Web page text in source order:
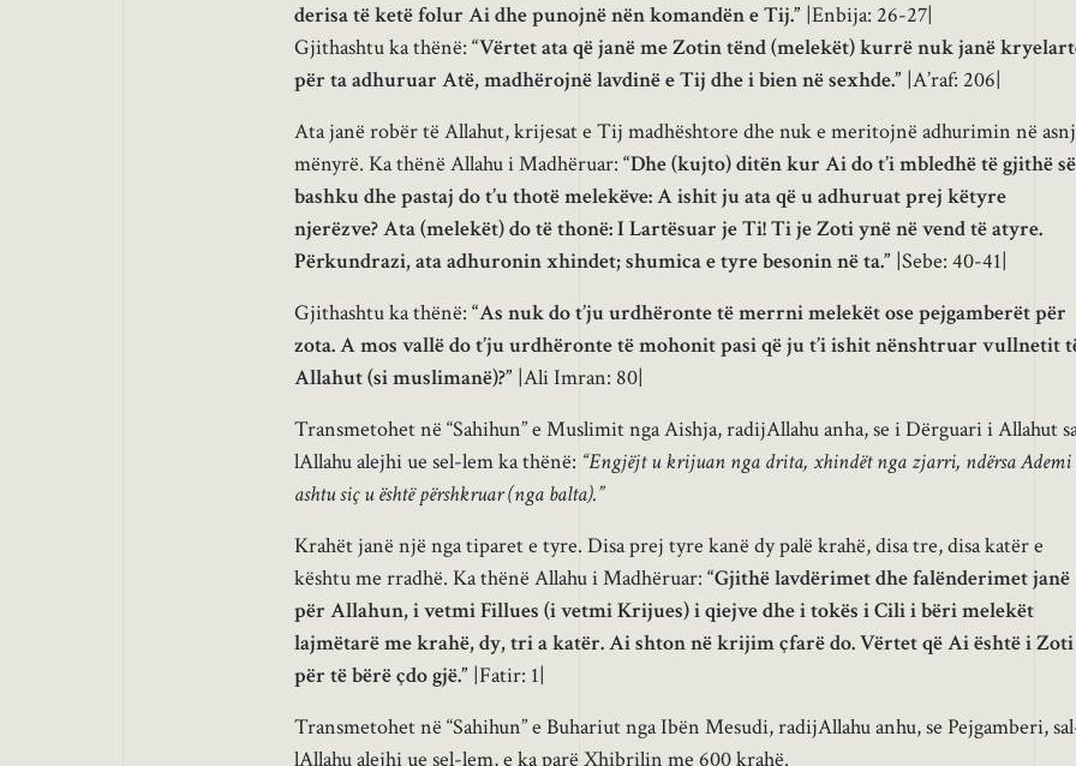
derisa të ketë folur Ai dhe punojnë nën komandën e Tij.” |Enbija: 26-27|
Gjithashtu ka thënë: “Vërtet ata që janë me Zotin tënd (melekët) kurrë nuk janë
për ta adhuruar Atë, madhërojnë lavdinë e Tij dhe i bien në sexhde.” |A’raf: 206|
Ata janë robër të Allahut, krijesat e Tij madhështore dhe nuk e meritojnë adhurimin në
mënyrë. Ka thënë Allahu i Madhëruar: “Dhe (kujto) ditën kur Ai do t’i mbledhë të gjithë së
bashku dhe pastaj do t’u thotë melekëve: A ishit ju ata që u adhuruat prej këtyre
njerëzve? Ata (melekët) do të thonë: I Lartësuar je Ti! Ti je Zoti ynë në vend të atyre.
Përkundrazi, ata adhuronin xhindet; shumica e tyre besonin në ta.” |Sebe: 40-41|
Gjithashtu ka thënë: “As nuk do t’ju urdhëronte të merrni melekët ose pejgamberët për
zota. A mos vallë do t’ju urdhëronte të mohonit pasi që ju t’i ishit nënshtruar vullnetit
Allahut (si muslimanë)?” |Ali Imran: 80|
Transmetohet në “Sahihun” e Muslimit nga Aishja, radijAllahu anha, se i Dërguari i Allahut
lAllahu alejhi ue sel-lem ka thënë: “Engjëjt u krijuan nga drita, xhindët nga zjarri, ndërsa Ademi
ashtu siç u është përshkruar (nga balta).”
Krahët janë një nga tiparet e tyre. Disa prej tyre kanë dy palë krahë, disa tre, disa katër e
kështu me rradhë. Ka thënë Allahu i Madhëruar: “Gjithë lavdërimet dhe falënderimet janë
për Allahun, i vetmi Fillues (i vetmi Krijues) i qiejve dhe i tokës i Cili i bëri melekët
lajmëtarë me krahë, dy, tri a katër. Ai shton në krijim çfarë do. Vërtet që Ai është i Zoti
për të bërë çdo gjë.” |Fatir: 1|
Transmetohet në “Sahihun” e Buhariut nga Ibën Mesudi, radijAllahu anhu, se Pejgamberi,
lAllahu alejhi ue sel-lem, e ka parë Xhibrilin me 600 krahë.